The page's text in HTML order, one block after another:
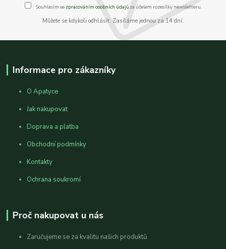
Souhlasím se zpracováním osobních údajůza účelem rozesílky newsletteru.
Můžete se kdykoli odhlásit. Zasíláme jednou za 14 dní.
Informace pro zákazníky
O Apatyce
Jak nakupovat
Doprava a platba
Obchodní podmínky
Kontakty
Ochrana soukromí
Proč nakupovat u nás
Zaručujeme se za kvalitu našich produktů